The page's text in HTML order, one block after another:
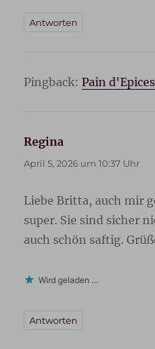
Antworten
Pingback:Pain
Regina
April 5, 2026 um 10:37 Uhr
Liebe Britta, auch mir
super. Sie sind sicher
auch schön saftig.
Wird geladen …
Antworten